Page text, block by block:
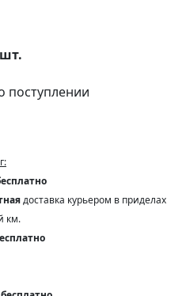
шт.
поступлении
доставка курьером в приделах
км.